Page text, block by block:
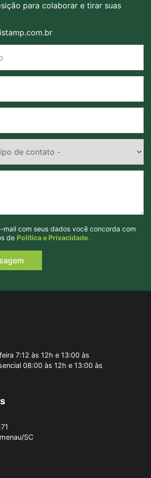
para colaborar e tirar suas
mail com seus dados você concorda com
de Política e Privacidade.
7:12 às 12h e 13:00 às
08:00 às 12h e 13:00 às
SC